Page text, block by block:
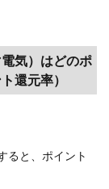
気）はどのポ
還元率）
ると、ポイント